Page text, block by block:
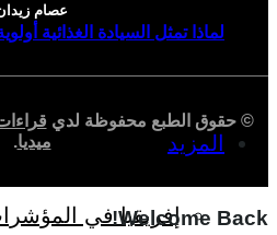
لماذا تمثل السيادة الغذائية
المزيد
إفريقيا في
عصام
© حقوق الطبع محفوظة لدي
ميديا.
Welcome Back!